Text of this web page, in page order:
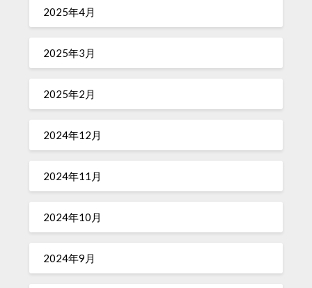
2025年4月
2025年3月
2025年2月
2024年12月
2024年11月
2024年10月
2024年9月